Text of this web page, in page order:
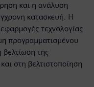
και η ανάλυση
κατασκευή. Η
τεχνολογίας
προγραμματισμένου
βελτίωση της
στη βελτιστοποίηση